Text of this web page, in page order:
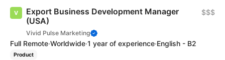
Export Business Development Manager
(USA)
Vivid Pulse Marketing
$$$
Full Remote·Worldwide·1 year of experience·English - B2
Product